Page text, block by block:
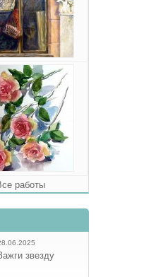
работы
звезду